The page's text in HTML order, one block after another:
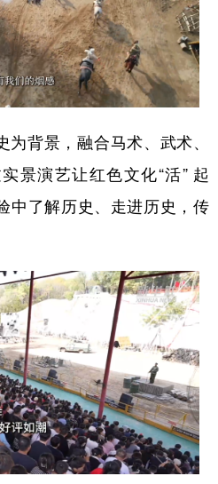
上海 江苏
福建 江西
湖北 湖南
云南 西藏
青海 宁夏
Français عربى
日本語 한국어
背景，融合马术、武术、
景演艺让红色文化“活” 起
中了解历史、走进历史，传